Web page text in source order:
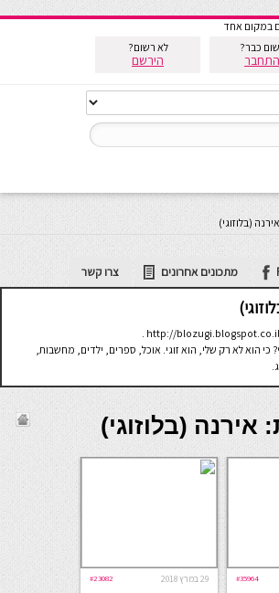
כבר?
התחבר
לא רשום?
הירשם
(בלוזוגי)
מתכונים אחרונים צרו קשר
content/uploads/2026/08.
כי הוא לא רק שלי, הוא זוגי. אוכל, ספרים, ילדים, מחשבות,
(בלוזוגי)
#35964 29 במרץ 2018 #23082